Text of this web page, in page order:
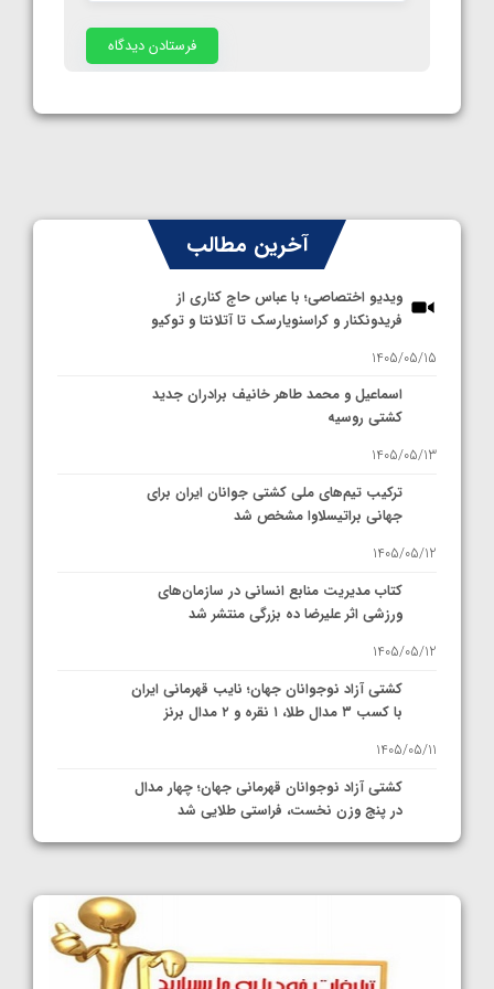
آخرین مطالب
ویدیو اختصاصی؛ با عباس حاج کناری از
فریدونکنار و کراسنویارسک تا آتلانتا و توکیو
1405/05/15
اسماعیل و محمد طاهر خانیف برادران جدید
کشتی روسیه
1405/05/13
ترکیب تیم‌های ملی کشتی جوانان ایران برای
جهانی براتیسلاوا مشخص شد
1405/05/12
کتاب مدیریت منابع انسانی در سازمان‌های
ورزشی اثر علیرضا ده بزرگی منتشر شد
1405/05/12
کشتی آزاد نوجوانان جهان؛ نایب قهرمانی ایران
با کسب ۳ مدال طلا، ۱ نقره و ۲ مدال برنز
1405/05/11
کشتی آزاد نوجوانان قهرمانی جهان؛ چهار مدال
در پنج وزن نخست، فراستی طلایی شد
1405/05/11
کشتی آزاد نوجوانان جهان؛ رقبای نمایندگان